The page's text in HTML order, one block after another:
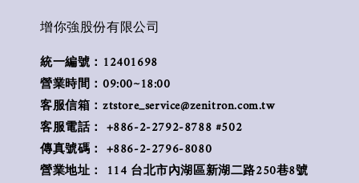
增你強股份有限公司
統一編號：12401698
營業時間：09:00~18:00
客服信箱：ztstore_service@zenitron.com.tw
客服電話： +886-2-2792-8788 #502
傳真號碼： +886-2-2796-8080
營業地址： 114 台北市內湖區新湖二路250巷8號